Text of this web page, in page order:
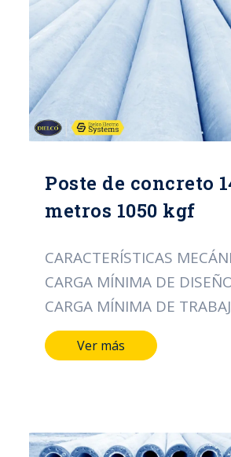
CERTIFICACIÓN: RETIE
Poste de concreto
metros 1050 kgf
CARACTERÍSTICAS
CARGA MÍNIMA DE
CARGA MÍNIMA DE
CARACTERÍSTICAS
LONGITUD DEL POSTE: 14
DE ACERO ALAMBRE DE
CAL/12 PESO
Ver más